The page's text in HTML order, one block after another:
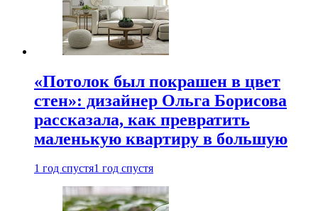
«Потолок был покрашен в цвет
стен»: дизайнер Ольга Борисова
рассказала, как превратить
маленькую квартиру в большую
1 год спустя1 год спустя